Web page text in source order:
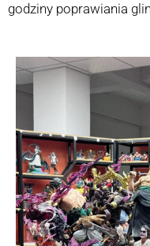
godziny poprawiania